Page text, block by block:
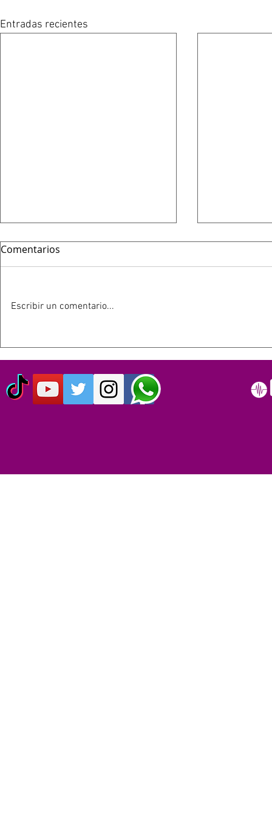
Entradas recientes
CUMPLEN 40 AÑOS DEL LIVE
AID: EL EVENTO QUE
ORIGINO EL DÍA MUNDIAL
DEL ROCK
SIMPSON
Comentarios
Escribir un comentario...